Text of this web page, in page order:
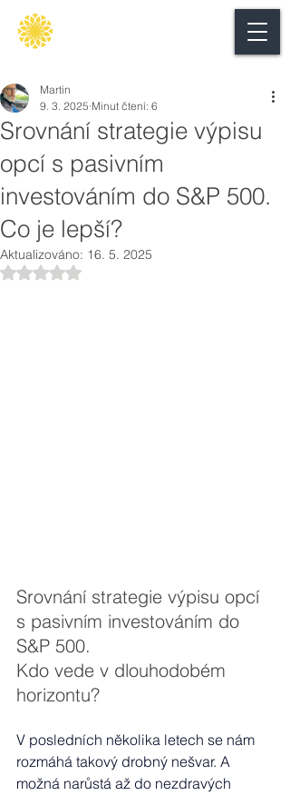
Srovnání strategie výpisu
opcí s pasivním
investováním do S&P 500.
Co je lepší?
Martin
9. 3. 2025 Minut čtení: 6
Aktualizováno: 16. 5. 2025
Hodnoceno NaN z 5 hvězdiček.
Srovnání strategie výpisu opcí
s pasivním investováním do
S&P 500.
Kdo vede v dlouhodobém
horizontu?
V posledních několika letech se nám
rozmáhá takový drobný nešvar. A
možná narůstá až do nezdravých